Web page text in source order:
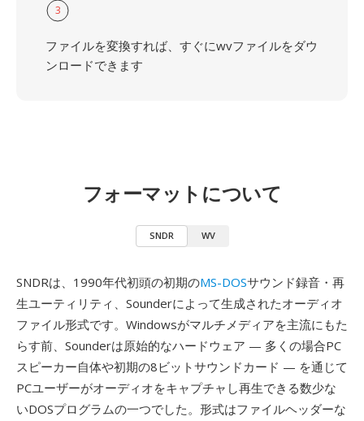
3
ファイルを変換すれば、すぐにwvファイルをダウ
ンロードできます
フォーマットについて
SNDR WV
SNDRは、1990年代初頭の初期のMS-DOSサウンド録音・再
生ユーティリティ、Sounderによって生成されたオーディオ
ファイル形式です。Windowsがマルチメディアを主流にもた
らす前、Sounderは原始的なハードウェア — 多くの場合PC
スピーカー自体や初期の8ビットサウンドカード — を通じて
PCユーザーがオーディオをキャプチャし再生できる数少な
いDOSプログラムの一つでした。形式はファイルヘッダーな